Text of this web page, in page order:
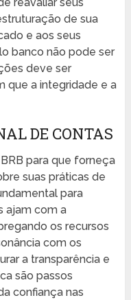
reavaliar seus
de sua
e aos seus
banco não pode ser
deve ser
que a integridade e a
DE CONTAS
para que forneça
suas práticas de
para
ajam com a
os recursos
com os
a transparência e
são passos
confiança nas